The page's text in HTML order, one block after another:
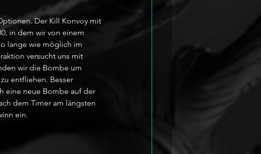
Der Kill Konvoy mit
in dem wir von einem
lange wie möglich im
versucht uns mit
wir die Bombe um
entfliehen. Besser
eine neue Bombe auf der
dem Timer am längsten
ein.